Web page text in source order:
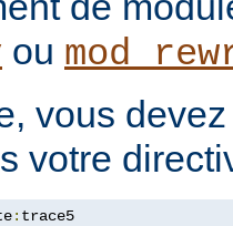
ou
vous
votre
: trace5